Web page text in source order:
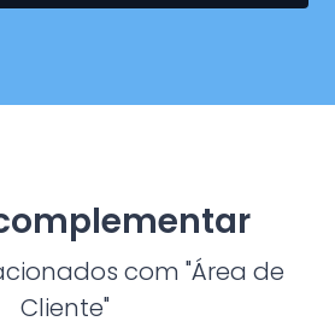
com "Área de
Cliente"